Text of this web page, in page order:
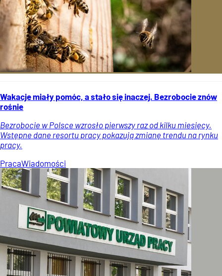
Wakacje miały pomóc, a stało się inaczej. Bezrobocie znów
rośnie
Bezrobocie w Polsce wzrosło pierwszy raz od kilku miesięcy.
Wstępne dane resortu pracy pokazują zmianę trendu na rynku
pracy.
PracaWiadomości